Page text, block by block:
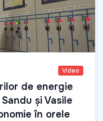
Video
de energie
și Vasile
în orele